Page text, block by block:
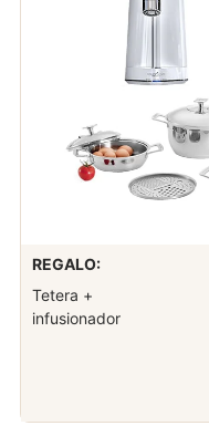
REGALO:
Tetera +
infusionador